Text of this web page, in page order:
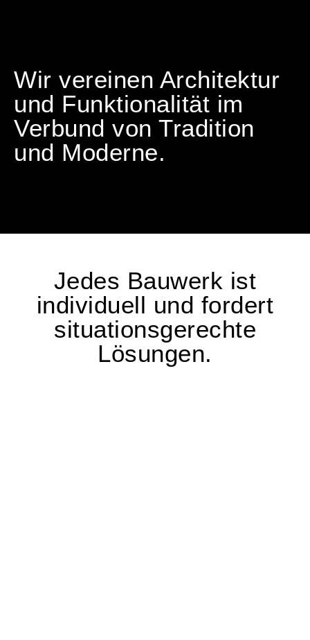
Wir vereinen Architektur
und Funktionalität im
Verbund von Tradition
und Moderne.
Jedes Bauwerk ist
individuell und fordert
situationsgerechte
Lösungen.